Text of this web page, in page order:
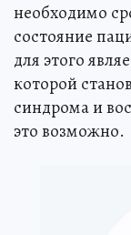
необходимо
состояние
для этого
которой
синдрома и
это возможно.